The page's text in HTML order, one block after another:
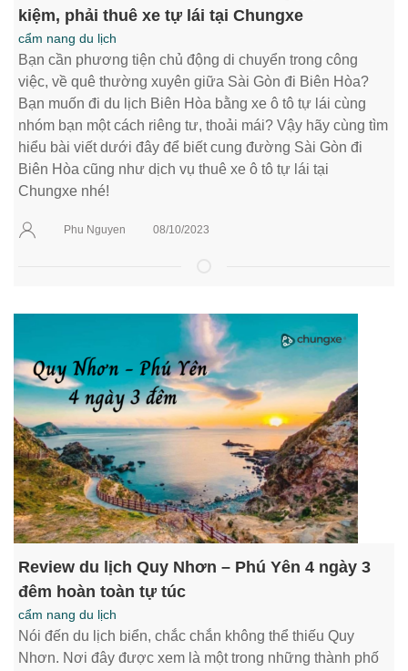
kiệm, phải thuê xe tự lái tại Chungxe
cẩm nang du lịch
Bạn cần phương tiện chủ động di chuyển trong công
việc, về quê thường xuyên giữa Sài Gòn đi Biên Hòa?
Bạn muốn đi du lịch Biên Hòa bằng xe ô tô tự lái cùng
nhóm bạn một cách riêng tư, thoải mái? Vậy hãy cùng tìm
hiểu bài viết dưới đây để biết cung đường Sài Gòn đi
Biên Hòa cũng như dịch vụ thuê xe ô tô tự lái tại
Chungxe nhé!
Phu Nguyen 08/10/2023
Review du lịch Quy Nhơn – Phú Yên 4 ngày 3
đêm hoàn toàn tự túc
cẩm nang du lịch
Nói đến du lịch biển, chắc chắn không thể thiếu Quy
Nhơn. Nơi đây được xem là một trong những thành phố